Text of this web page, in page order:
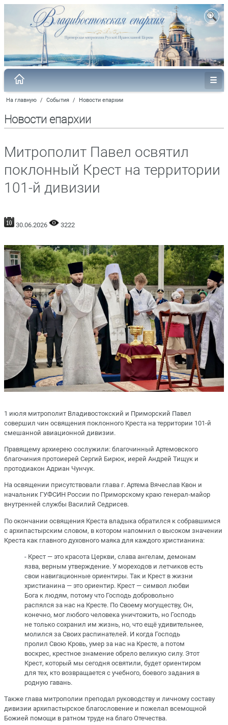
На главную / События / Новости епархии
Новости епархии
Митрополит Павел освятил
поклонный Крест на территории
101-й дивизии
30.06.2026 3222
1 июля митрополит Владивостокский и Приморский Павел
совершил чин освящения поклонного Креста на территории 101-й
смешанной авиационной дивизии.
Правящему архиерею сослужили: благочинный Артемовского
благочиния протоиерей Сергий Бирюк, иерей Андрей Тищук и
протодиакон Адриан Чунчук.
На освящении присутствовали глава г. Артема Вячеслав Квон и
начальник ГУФСИН России по Приморскому краю генерал-майор
внутренней службы Василий Седрисев.
По окончании освящения Креста владыка обратился к собравшимся
с архипастырским словом, в котором напомнил о высоком значении
Креста как главного духовного маяка для каждого христианина:
- Крест — это красота Церкви, слава ангелам, демонам
язва, верным утверждение. У мореходов и летчиков есть
свои навигационные ориентиры. Так и Крест в жизни
христианина — это ориентир. Крест — символ любви
Бога к людям, потому что Господь добровольно
распялся за нас на Кресте. По Своему могуществу, Он,
конечно, мог любого человека уничтожить, но Господь
не только сохранил им жизнь, но, что ещё удивительнее,
молился за Своих распинателей. И когда Господь
пролил Свою Кровь, умер за нас на Кресте, а потом
воскрес, крестное знамение обрело великую силу. Этот
Крест, который мы сегодня освятили, будет ориентиром
для тех, кто возвращается с учебного, боевого задания в
родную гавань.
Также глава митрополии преподал руководству и личному составу
дивизии архипастырское благословение и пожелал всемощной
Божией помощи в ратном труде на благо Отечества.